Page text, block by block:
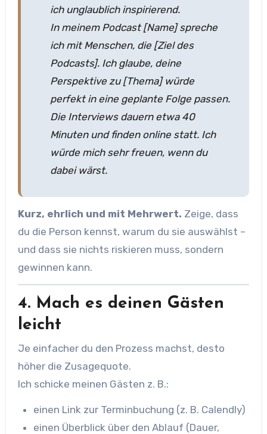
ich unglaublich inspirierend.
In meinem Podcast [Name] spreche
ich mit Menschen, die [Ziel des
Podcasts]. Ich glaube, deine
Perspektive zu [Thema] würde
perfekt in eine geplante Folge passen.
Die Interviews dauern etwa 40
Minuten und finden online statt. Ich
würde mich sehr freuen, wenn du
dabei wärst.
Kurz, ehrlich und mit Mehrwert. Zeige, dass
du die Person kennst, warum du sie auswählst –
und dass sie nichts riskieren muss, sondern
gewinnen kann.
4. Mach es deinen Gästen
leicht
Je einfacher du den Prozess machst, desto
höher die Zusagequote.
Ich schicke meinen Gästen z. B.:
einen Link zur Terminbuchung (z. B. Calendly)
einen Überblick über den Ablauf (Dauer,